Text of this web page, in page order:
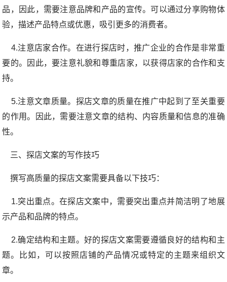
品，因此，需要注意品牌和产品的宣传。可以通过分享购物体
验，描述产品特点或优惠，吸引更多的消费者。
4.注意店家合作。在进行探店时，推广企业的合作是非常重
要的。因此，要注意礼貌和尊重店家，以获得店家的合作和支
持。
5.注意文章质量。探店文章的质量在推广中起到了至关重要
的作用。因此，需要注意文章的结构、内容质量和信息的准确
性。
三、探店文案的写作技巧
撰写高质量的探店文案需要具备以下技巧：
1.突出重点。在探店文案中，需要突出重点并简洁明了地展
示产品和品牌的特点。
2.确定结构和主题。好的探店文案需要遵循良好的结构和主
题。比如，可以按照店铺的产品情况或特定的主题来组织文
章。